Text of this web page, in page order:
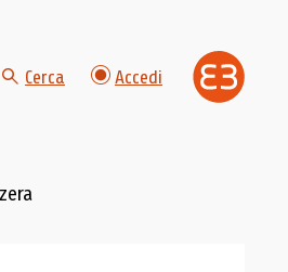
Cerca Accedi